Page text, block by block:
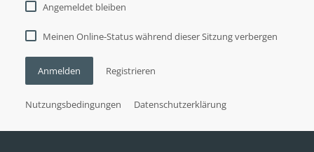
Angemeldet bleiben
Meinen Online-Status während dieser Sitzung verbergen
Anmelden Registrieren
Nutzungsbedingungen Datenschutzerklärung